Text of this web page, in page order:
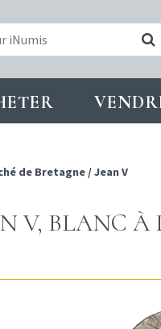
de Bretagne /Jean V
V, BLANC À